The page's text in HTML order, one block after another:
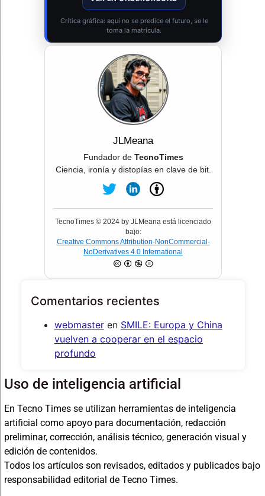
Crítica gráfica: aquí no se predice el futuro, se le
toma la matrícula.
JLMeana
Fundador de TecnoTimes
Ciencia, ironía y distopías en clave de bit.
TecnoTimes © 2024 by JLMeana está licenciado
bajo:
Creative Commons Attribution-NonCommercial-
NoDerivatives 4.0 International
Comentarios recientes
webmasteren SMILE: Europa y China
vuelven a cooperar en el espacio
profundo
Uso de inteligencia artificial
En Tecno Times se utilizan herramientas de inteligencia
artificial como apoyo para documentación, redacción
preliminar, corrección, análisis técnico, generación visual y
edición de contenidos.
Todos los artículos son revisados, editados y publicados bajo
responsabilidad editorial de Tecno Times.